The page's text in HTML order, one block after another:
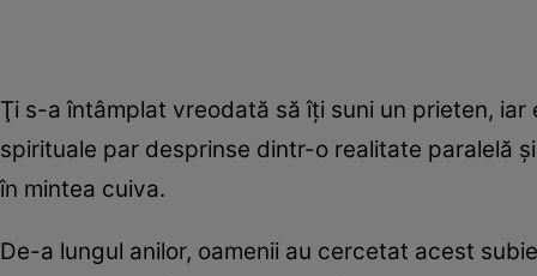
Ţi s-a întâmplat vreodată să îţi suni un prieten,
spirituale par desprinse dintr-o realitate paralelă
în mintea cuiva.
De-a lungul anilor, oamenii au cercetat acest